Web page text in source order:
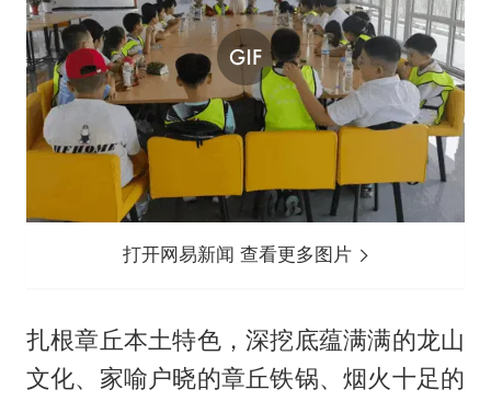
打开网易新闻 查看更多图片
扎根章丘本土特色，深挖底蕴满满的龙山
文化、家喻户晓的章丘铁锅、烟火十足的